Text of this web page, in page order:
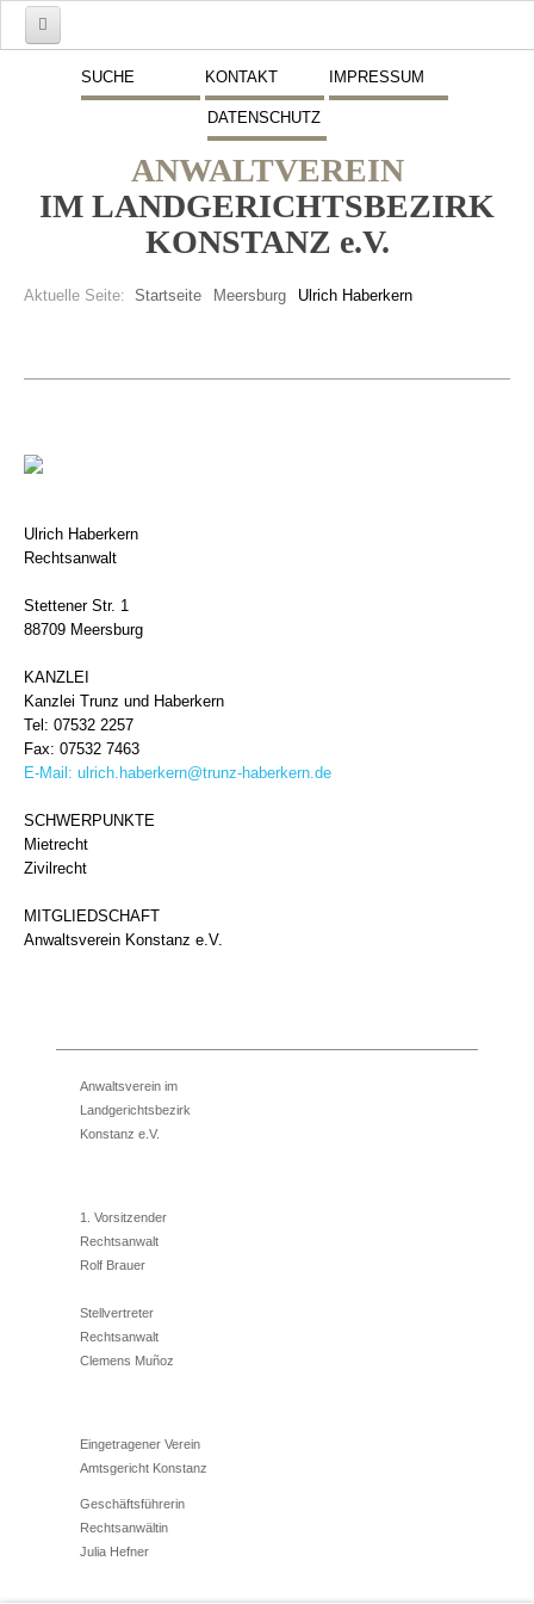
SUCHE KONTAKT IMPRESSUM
DATENSCHUTZ
ANWALTVEREIN
IM LANDGERICHTSBEZIRK
KONSTANZ e.V.
Aktuelle Seite: Startseite Meersburg Ulrich Haberkern
Schwerpunkte
Beitritt zum Verein
Ulrich Haberkern
Rechtsanwalt
Stettener Str. 1
88709 Meersburg
KANZLEI
Kanzlei Trunz und Haberkern
Tel: 07532 2257
Fax: 07532 7463
E-Mail: ulrich.haberkern@trunz-haberkern.de
SCHWERPUNKTE
Mietrecht
Zivilrecht
MITGLIEDSCHAFT
Anwaltsverein Konstanz e.V.
Anwaltsverein im
Landgerichtsbezirk
Konstanz e.V.
1. Vorsitzender
Rechtsanwalt
Rolf Brauer
Stellvertreter
Rechtsanwalt
Clemens Muñoz
Eingetragener Verein
Amtsgericht Konstanz
Geschäftsführerin
Rechtsanwältin
Julia Hefner